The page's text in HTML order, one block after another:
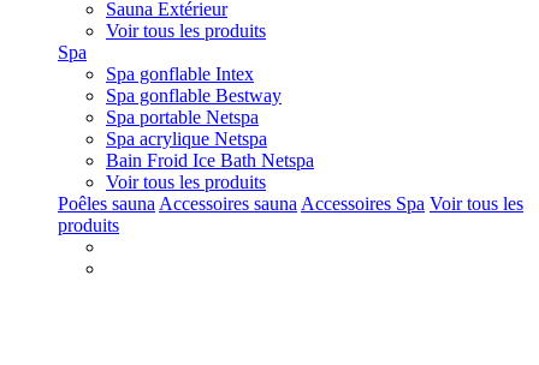
Sauna Extérieur
Voir tous les produits
Spa
Spa gonflable Intex
Spa gonflable Bestway
Spa portable Netspa
Spa acrylique Netspa
Bain Froid Ice Bath Netspa
Voir tous les produits
Poêles sauna Accessoires sauna Accessoires Spa Voir tous les
produits